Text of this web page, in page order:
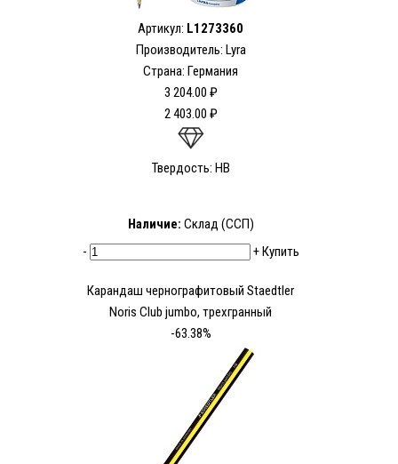
Артикул: L1273360
Производитель: Lyra
Страна: Германия
3 204.00 ₽
2 403.00 ₽
Твердость: HB
Наличие: Склад (ССП)
-
+Купить
Карандаш чернографитовый Staedtler
Noris Club jumbo, трехгранный
-63.38%